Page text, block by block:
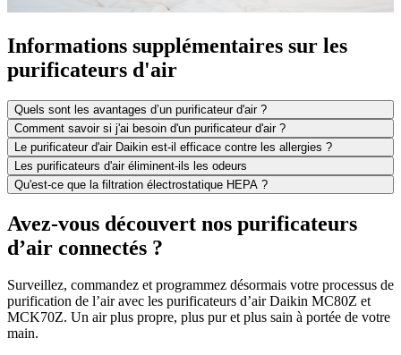
Informations supplémentaires sur les
purificateurs d'air
Quels sont les avantages d’un purificateur d'air ?
Comment savoir si j'ai besoin d'un purificateur d'air ?
Le purificateur d'air Daikin est-il efficace contre les allergies ?
Les purificateurs d'air éliminent-ils les odeurs
Qu'est-ce que la filtration électrostatique HEPA ?
Avez-vous découvert nos purificateurs
d’air connectés ?
Surveillez, commandez et programmez désormais votre processus de
purification de l’air avec les purificateurs d’air Daikin MC80Z et
MCK70Z. Un air plus propre, plus pur et plus sain à portée de votre
main.